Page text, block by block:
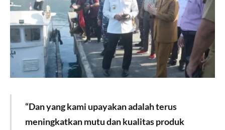
“Dan yang kami upayakan adalah terus
meningkatkan mutu dan kualitas produk